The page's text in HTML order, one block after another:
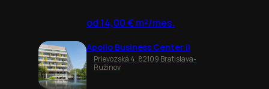
od 14,00 € m²/mes.
Apollo Business Center II
Prievozská 4, 82109 Bratislava-
Ružinov